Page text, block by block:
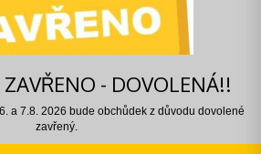
- DOVOLENÁ!!
a 7.8. 2026 bude obchůdek z důvodu dovolené
zavřený.